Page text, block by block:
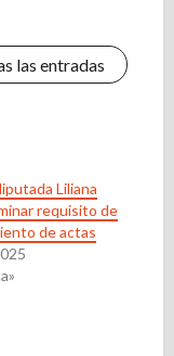
las entradas
Liliana
requisito de
de actas